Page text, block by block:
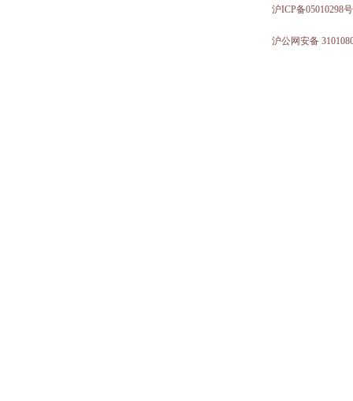
沪ICP备05010298号
沪公网安备